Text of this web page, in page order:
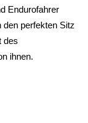
Endurofahrer
des
ihnen.